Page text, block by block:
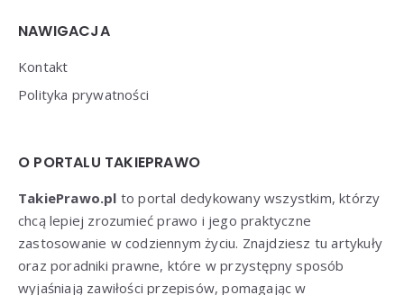
NAWIGACJA
Kontakt
Polityka prywatności
O PORTALU TAKIEPRAWO
TakiePrawo.pl to portal dedykowany wszystkim, którzy
chcą lepiej zrozumieć prawo i jego praktyczne
zastosowanie w codziennym życiu. Znajdziesz tu artykuły
oraz poradniki prawne, które w przystępny sposób
wyjaśniają zawiłości przepisów, pomagając w